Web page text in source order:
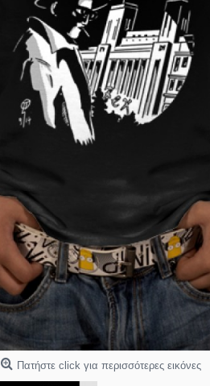
Πατήστε click για περισσότερες εικόνες